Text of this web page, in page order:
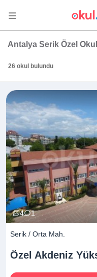
Antalya Serik Özel
26 okul bulundu
4 1
Serik / Orta Mah.
Özel Akdeniz